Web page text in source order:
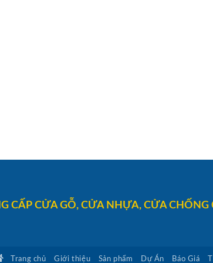
CẤP CỬA GỖ, CỬA NHỰA, CỬA
Trang chủ Giới thiệu Sản phẩm Dự Án Báo Giá